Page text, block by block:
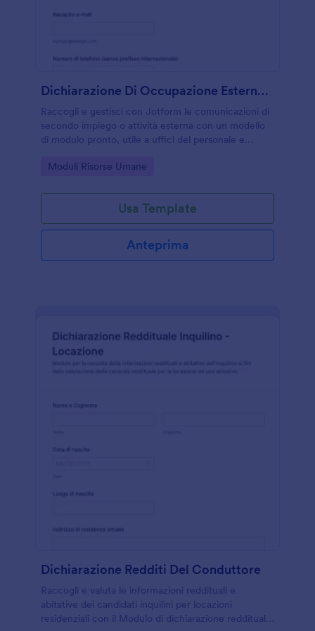
Dichiarazione Di Occupazione Esterna Form
Raccogli e gestisci con Jotform le comunicazioni di
secondo impiego o attività esterna con un modello
di modulo pronto, utile a uffici del personale e
delle risposte inviate.
Go to Category:
Moduli Risorse Umane
Usa Template
Anteprima
Dichiarazione Redditi Del Conduttore
Raccogli e valuta le informazioni reddituali e
abitative dei candidati inquilini per locazioni
residenziali con il Modulo di dichiarazione reddituale